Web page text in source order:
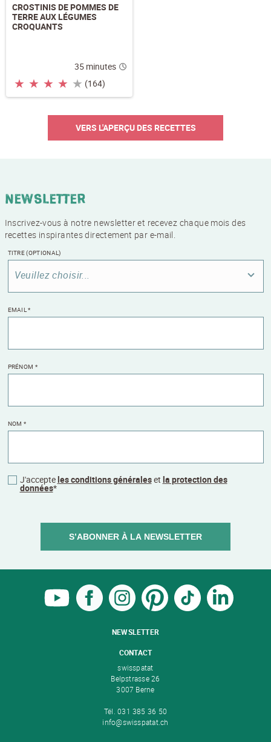
CROSTINIS DE POMMES DE
TERRE AUX LÉGUMES
CROQUANTS
35 minutes
★ ★ ★ ★ ★ (164)
VERS L'APERÇU DES RECETTES
Newsletter
Inscrivez-vous à notre newsletter et recevez chaque mois des
recettes inspirantes directement par e-mail.
TITRE(OPTIONAL)
Veuillez choisir...
EMAIL*
PRÉNOM *
NOM *
J'accepteles conditions généraleset la protection des
données*
S’ABONNER À LA NEWSLETTER
NEWSLETTER
CONTACT
swisspatat
Belpstrasse 26
3007 Berne
Tél. 031 385 36 50
info@swisspatat.ch